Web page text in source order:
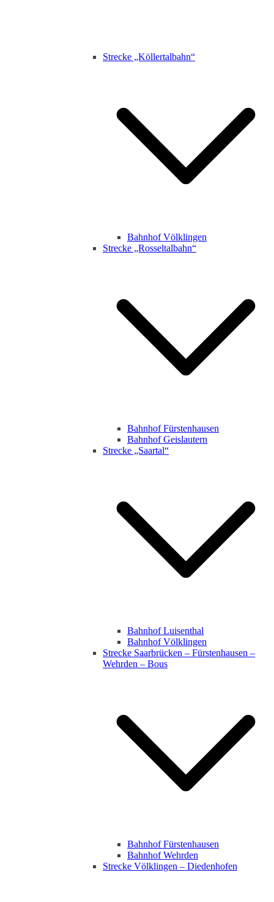
Strecke „Köllertalbahn“
Bahnhof Völklingen
Strecke „Rosseltalbahn“
Bahnhof Fürstenhausen
Bahnhof Geislautern
Strecke „Saartal“
Bahnhof Luisenthal
Bahnhof Völklingen
Strecke Saarbrücken – Fürstenhausen –
Wehrden – Bous
Bahnhof Fürstenhausen
Bahnhof Wehrden
Strecke Völklingen – Diedenhofen